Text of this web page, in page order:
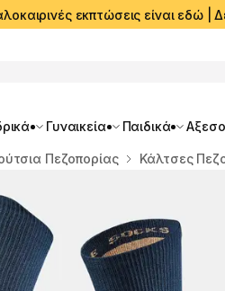
εκπτώσεις είναι εδώ |
Γυναικεία Παιδικά
Πεζοπορίας Κάλτσες